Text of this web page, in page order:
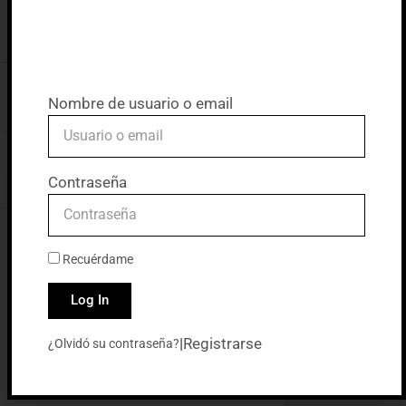
Nombre de usuario o email
Contraseña
Recuérdame
Log In
¿Olvidó su contraseña?|Registrarse